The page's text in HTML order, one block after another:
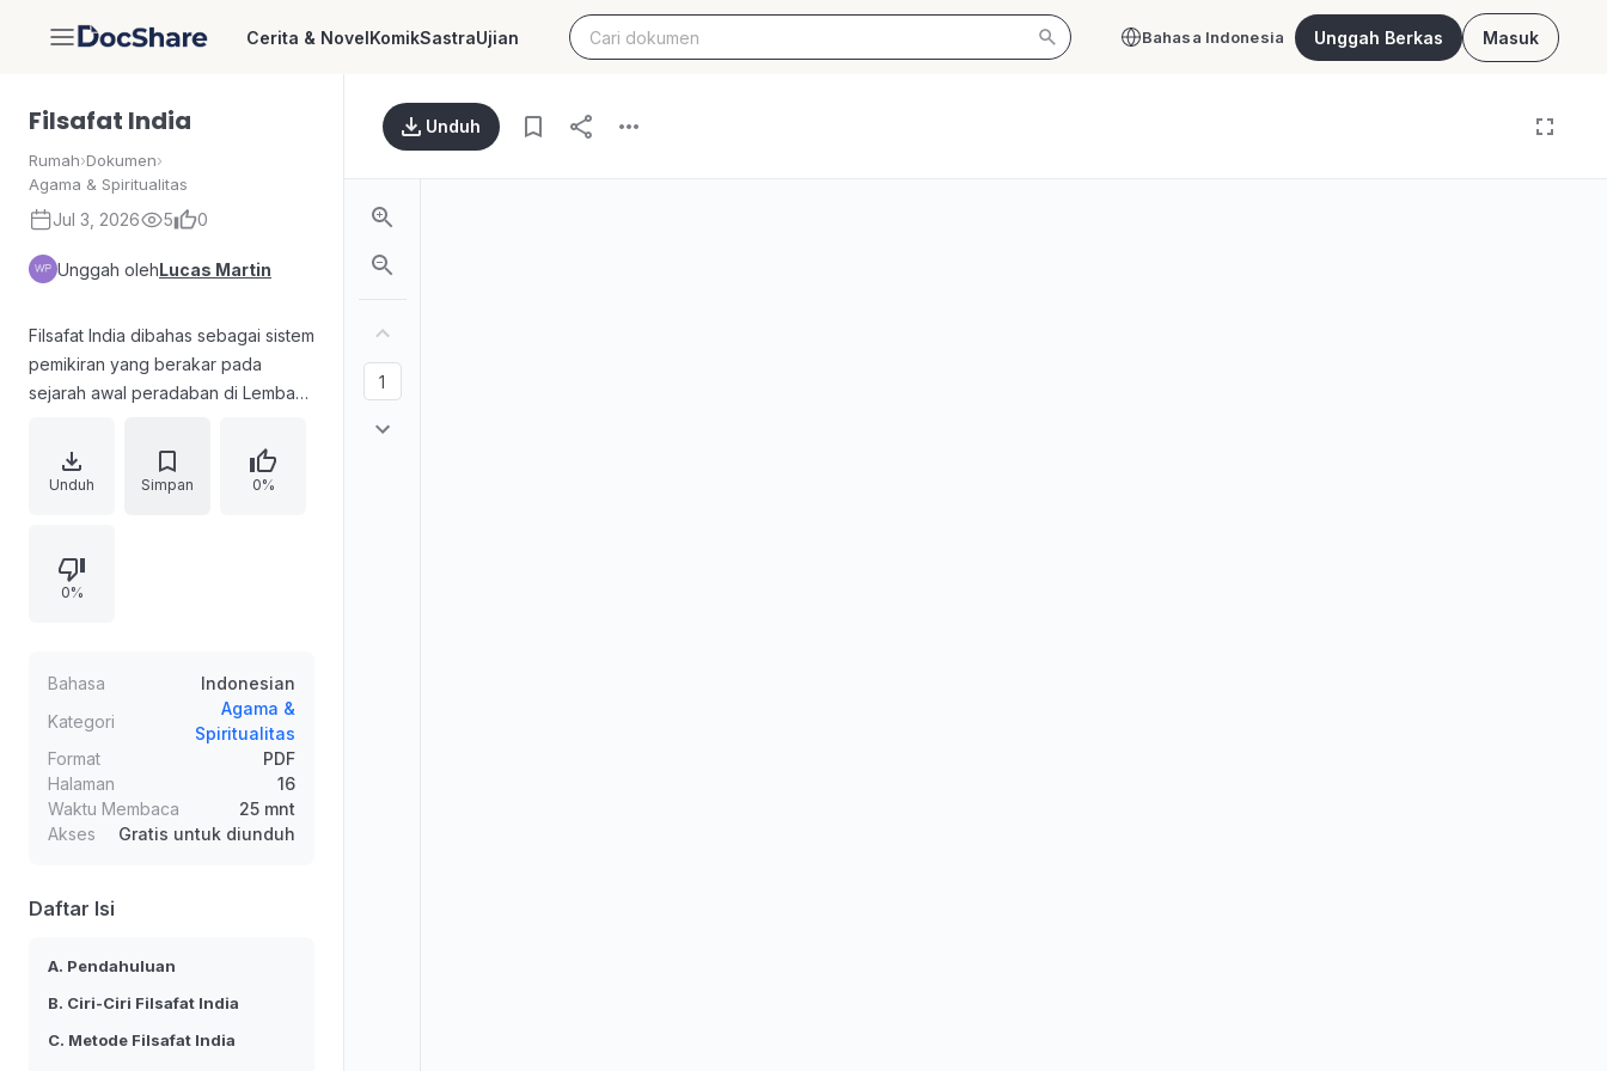
DocShare Cerita & NovelKomikSastraUjian Bahasa Indonesia Unggah Berkas Masuk
Filsafat India
Rumah›Dokumen›
Agama & Spiritualitas
Jul 3, 2026 5 0
Unggah olehLucas Martin
Filsafat India dibahas sebagai sistem
pemikiran yang berakar pada
sejarah awal peradaban di Lembah
migrasi Arya, dinamika sosial,
perkembangan Brahmanisme, serta
filsafat Yunani dan India: India
mengejar kebenaran demi
termasuk motif spiritual, pendekatan
introspektif, hubungan hidup-
filsafat, monisme ideal, sentralnya
intuisi, otoritas tradisi, dan
pendekatan sintesis. Diuraikan juga
metode sravana, manana, dan
Unduh Simpan 0%
0%
Bahasa
Indonesian
Kategori
Agama &
Spiritualitas
Format
PDF
Halaman
16
Waktu Membaca
25 mnt
Akses
Gratis untuk diunduh
Daftar Isi
A. Pendahuluan
B. Ciri-Ciri Filsafat India
C. Metode Filsafat India
Unduh